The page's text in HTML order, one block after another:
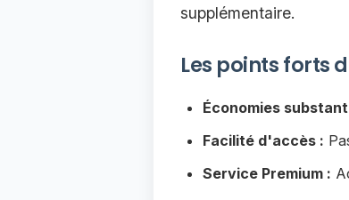
supplémentaire.
Les points forts
Économies
Facilité d'accès :
Service Premium :